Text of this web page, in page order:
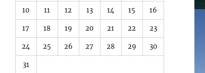
10 11 12 13 14 15 16
17 18 19 20 21 22 23
24 25 26 27 28 29 30
31